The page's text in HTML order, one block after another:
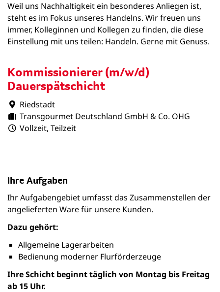
Kommissionierer (m/w/d)
Dauerspätschicht
Riedstadt
Transgourmet Deutschland GmbH & Co. OHG
Vollzeit, Teilzeit
Weil uns Nachhaltigkeit ein besonderes Anliegen ist,
steht es im Fokus unseres Handelns. Wir freuen uns
immer, Kolleginnen und Kollegen zu finden, die diese
Einstellung mit uns teilen: Handeln. Gerne mit Genuss.
Ihre Aufgaben
Ihr Aufgabengebiet umfasst das Zusammenstellen der
angelieferten Ware für unsere Kunden.
Dazu gehört:
Allgemeine Lagerarbeiten
Bedienung moderner Flurförderzeuge
Ihre Schicht beginnt täglich von Montag bis Freitag
ab 15 Uhr.